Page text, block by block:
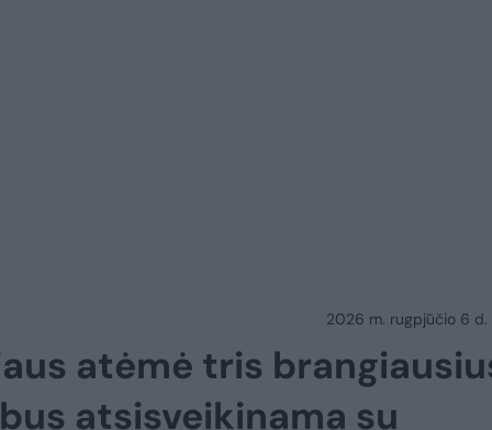
2026 m. rugpjūčio 6 d.
atėmė tris
atsisveikinama su